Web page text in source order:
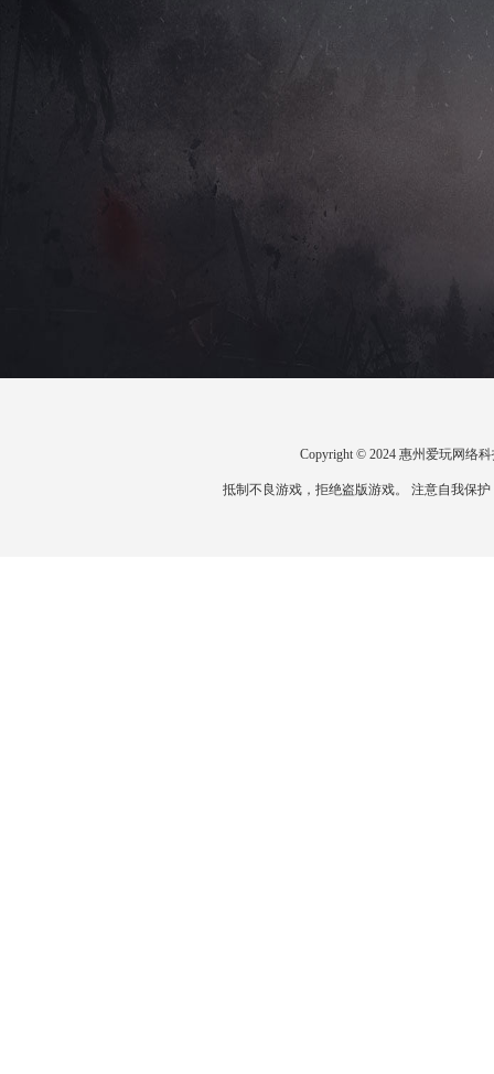
Copyright © 2024 惠州爱玩网络
抵制不良游戏，拒绝盗版游戏。 注意自我保